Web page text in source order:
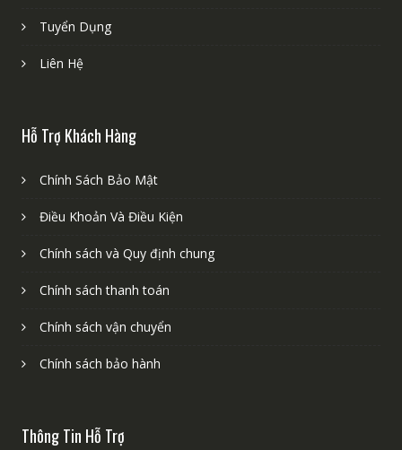
Tuyển Dụng
Liên Hệ
Hỗ Trợ Khách Hàng
Chính Sách Bảo Mật
Điều Khoản Và Điều Kiện
Chính sách và Quy định chung
Chính sách thanh toán
Chính sách vận chuyển
Chính sách bảo hành
Thông Tin Hỗ Trợ